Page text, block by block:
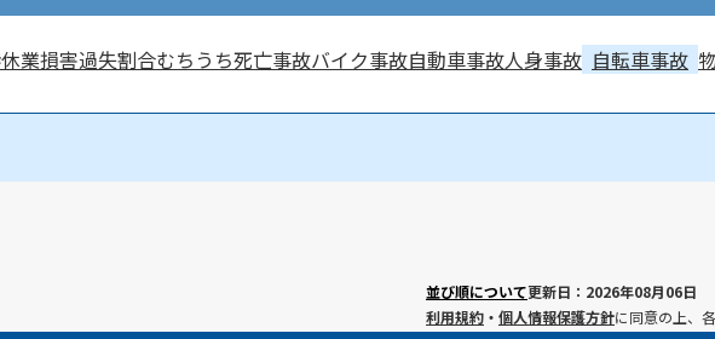
休業損害過失割合むちうち死亡事故バイク事故自動車事故人身事故 自転車事故
並び順について更新日：2026年08月06日
利用規約 ・ 個人情報保護方針に同意の上、